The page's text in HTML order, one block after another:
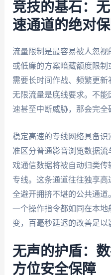
竞技的基石：
速通道的绝对
流量限制是最容易被人忽
或低廉的方案暗藏额度限
需要长时间作战、频繁更新
无限流量是底线要求。不
速甚至中断威胁，那会完全
稳定高速的专线网络具备
准区分普通影音浏览数据
戏通信数据将被自动归类
专线。这条通道往往独享
全避开拥挤不堪的公共通
一个操作指令都如同在本
变，百毫秒延迟的改善足以
无声的护盾：
方位安全保障